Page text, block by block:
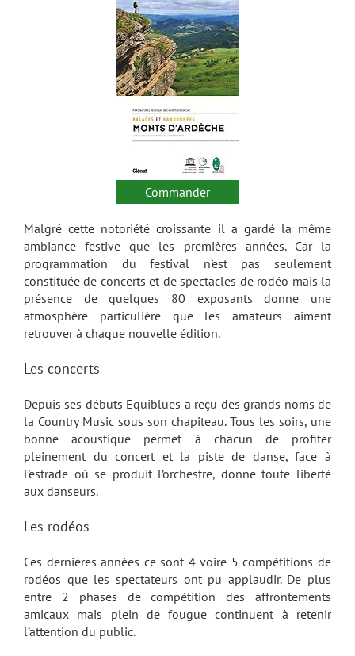
Commander
Malgré cette notoriété croissante il a gardé la même
ambiance festive que les premières années. Car la
programmation du festival n’est pas seulement
constituée de concerts et de spectacles de rodéo mais la
présence de quelques 80 exposants donne une
atmosphère particulière que les amateurs aiment
retrouver à chaque nouvelle édition.
Les concerts
Depuis ses débuts Equiblues a reçu des grands noms de
la Country Music sous son chapiteau. Tous les soirs, une
bonne acoustique permet à chacun de profiter
pleinement du concert et la piste de danse, face à
l’estrade où se produit l’orchestre, donne toute liberté
aux danseurs.
Les rodéos
Ces dernières années ce sont 4 voire 5 compétitions de
rodéos que les spectateurs ont pu applaudir. De plus
entre 2 phases de compétition des affrontements
amicaux mais plein de fougue continuent à retenir
l’attention du public.